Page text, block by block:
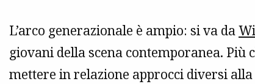
L’arco generazionale è ampio: si va da
giovani della scena contemporanea.
mettere in relazione approcci diversi